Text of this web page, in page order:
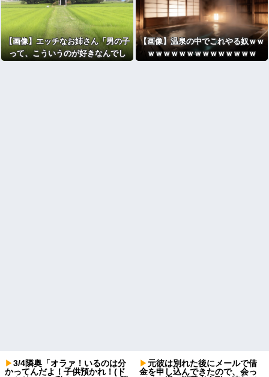
【画像】エッチなお姉さん「男の子
って、こういうのが好きなんでし
【画像】温泉の中でこれやる奴ｗｗ
ｗｗｗｗｗｗｗｗｗｗｗｗｗｗ
3/4隣奥「オラァ！いるのは分
かってんだよ！子供預かれ！(ド
元彼は別れた後にメールで借
金を申し込んできたので、会っ